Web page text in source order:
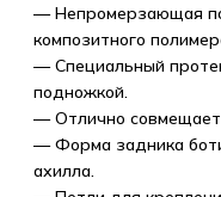
— Непромерзающая
композитного
— Специальный
подножкой.
— Отлично
— Форма задника
ахилла.